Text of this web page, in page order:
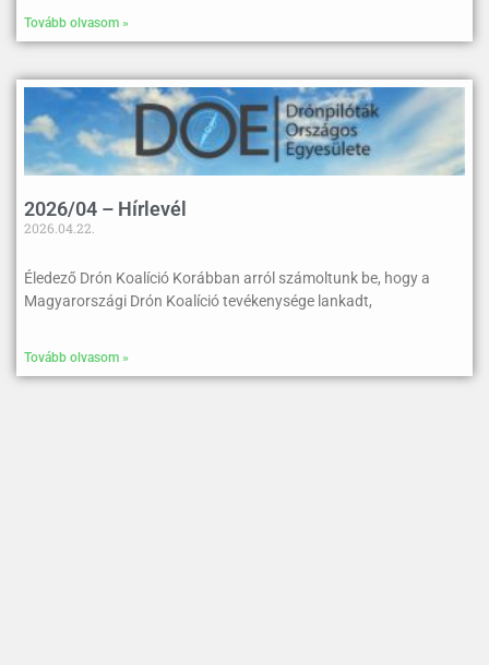
Tovább olvasom »
2026/04 – Hírlevél
2026.04.22.
Éledező Drón Koalíció Korábban arról számoltunk be, hogy a
Magyarországi Drón Koalíció tevékenysége lankadt,
Tovább olvasom »